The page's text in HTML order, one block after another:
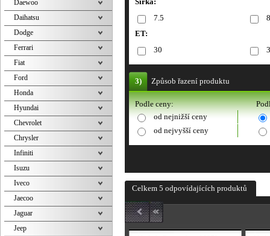
7.5
8
ET:
30
3) Způsob řazení produktu
Podle ceny:
od nejnižší ceny
od nejvyšší ceny
Celkem 5 odpovídajících produktů
Daewoo
Daihatsu
Dodge
Ferrari
Fiat
Ford
Honda
Hyundai
Chevrolet
Chrysler
Infiniti
Isuzu
Iveco
Jaecoo
Jaguar
Jeep